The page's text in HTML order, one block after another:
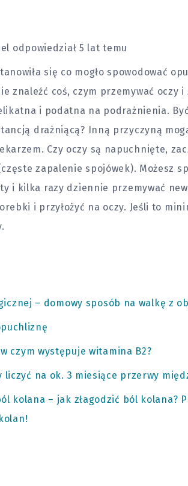
odpowiedział 5 lat temu
się co mogło spowodować
znaleźć coś, czym przemywać oczy
i podatna na podrażnienia.
drażniącą? Inną przyczyną
Czy oczy są napuchnięte,
zapalenie spojówek). Możesz
i kilka razy dziennie przemywać
i przyłożyć na oczy. Jeśli to
– domowy sposób na walkę z
czym występuje witamina B2?
liczyć na ok. 3 miesiące przerwy
kolana – jak złagodzić ból kolana?